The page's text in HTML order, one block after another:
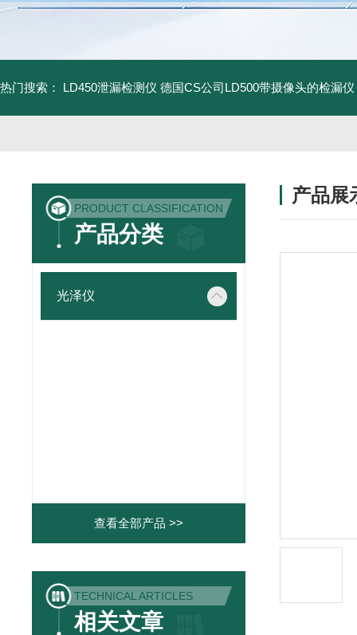
热门搜索： LD450泄漏检测仪 德国CS公司LD500带摄像头的检漏仪
PRODUCT CLASSIFICATION
产品分类
光泽仪
查看全部产品 >>
TECHNICAL ARTICLES
相关文章
产品展